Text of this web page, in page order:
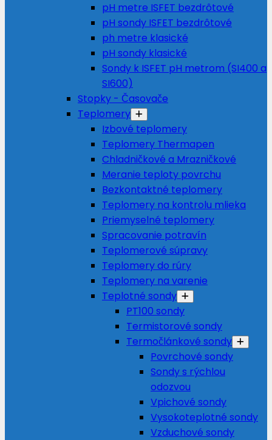
pH metre ISFET bezdrôtové
pH sondy ISFET bezdrôtové
ph metre klasické
pH sondy klasické
Sondy k ISFET pH metrom (SI400 a
SI600)
Stopky - Časovače
Teplomery
Izbové teplomery
Teplomery Thermapen
Chladničkové a Mrazničkové
Meranie teploty povrchu
Bezkontaktné teplomery
Teplomery na kontrolu mlieka
Priemyselné teplomery
Spracovanie potravín
Teplomerové súpravy
Teplomery do rúry
Teplomery na varenie
Teplotné sondy
PT100 sondy
Termistorové sondy
Termočlánkové sondy
Povrchové sondy
Sondy s rýchlou
odozvou
Vpichové sondy
Vysokoteplotné sondy
Vzduchové sondy